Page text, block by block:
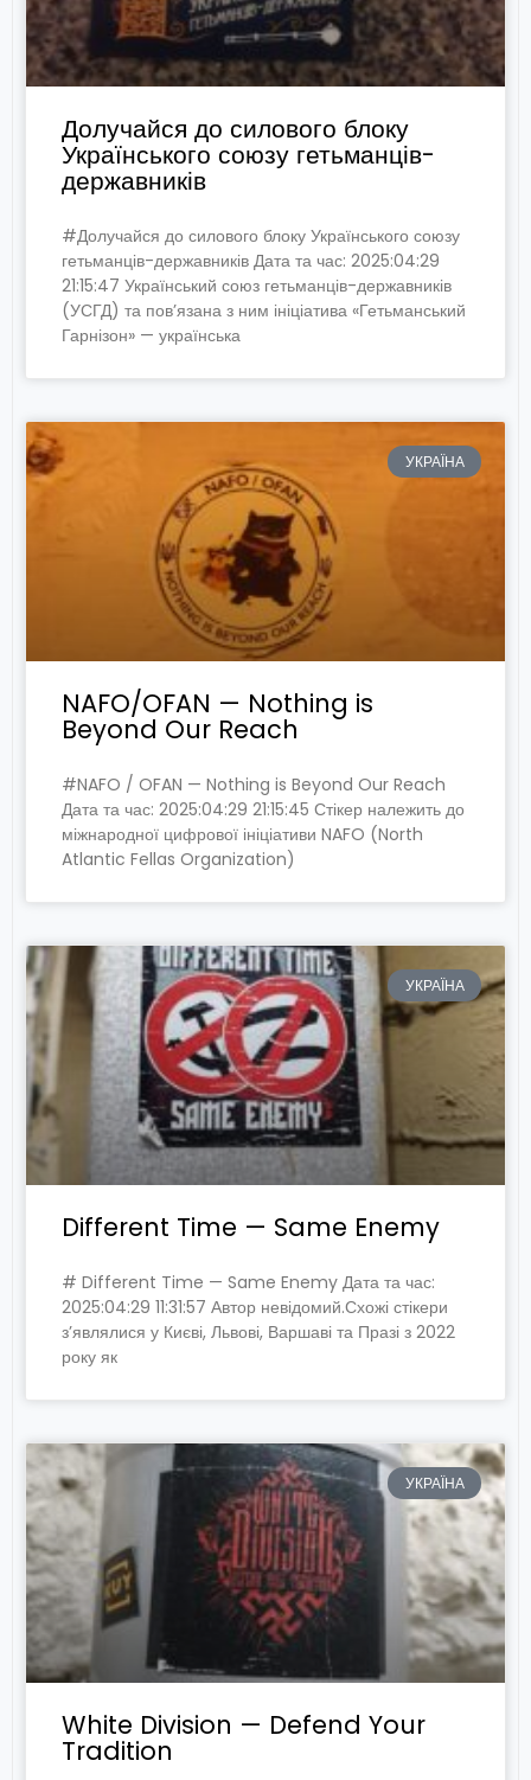
Долучайся до силового блоку
Українського союзу гетьманців-
державників
#Долучайся до силового блоку Українського союзу
гетьманців-державників Дата та час: 2025:04:29
21:15:47 Український союз гетьманців-державників
(УСГД) та пов’язана з ним ініціатива «Гетьманський
Гарнізон» — українська
УКРАЇНА
NAFO/OFAN — Nothing is
Beyond Our Reach
#NAFO / OFAN — Nothing is Beyond Our Reach
Дата та час: 2025:04:29 21:15:45 Стікер належить до
міжнародної цифрової ініціативи NAFO (North
Atlantic Fellas Organization)
УКРАЇНА
Different Time — Same Enemy
# Different Time — Same Enemy Дата та час:
2025:04:29 11:31:57 Автор невідомий.Схожі стікери
з’являлися у Києві, Львові, Варшаві та Празі з 2022
року як
УКРАЇНА
White Division — Defend Your
Tradition